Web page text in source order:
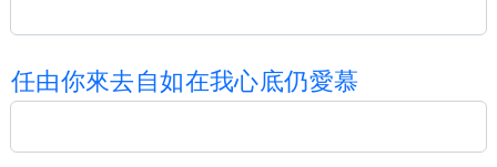
任由你來去 自如在我心底仍愛慕